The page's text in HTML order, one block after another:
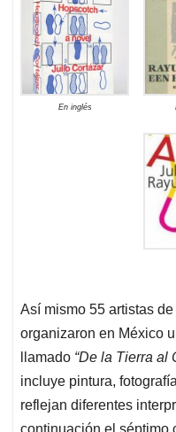
En inglés
Así mismo 55 artistas
organizaron en México
llamado “De la Tierra al
incluye pintura,
reflejan diferentes
continuación el séptimo